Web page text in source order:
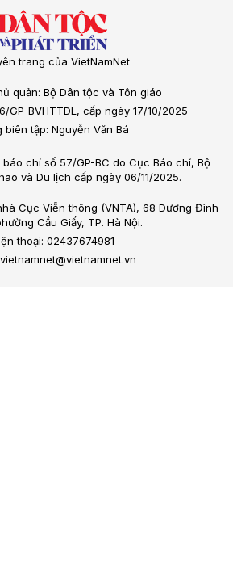
trang của VietNamNet
quản: Bộ Dân tộc và Tôn giáo
GP-BVHTTDL, cấp ngày 17/10/2025
biên tập: Nguyễn Văn Bá
chí số 57/GP-BC do Cục Báo chí, Bộ
và Du lịch cấp ngày 06/11/2025.
Cục Viễn thông (VNTA), 68 Dương Đình
Cầu Giấy, TP. Hà Nội.
thoại: 02437674981